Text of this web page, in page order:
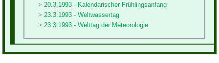
20.3.1993 - Kalendarischer Frühlingsanfang
23.3.1993 - Weltwassertag
23.3.1993 - Welttag der Meteorologie